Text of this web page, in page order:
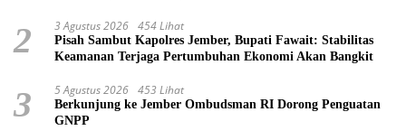
2 3 Agustus 2026 454 Lihat
Pisah Sambut Kapolres Jember, Bupati Fawait: Stabilitas
Keamanan Terjaga Pertumbuhan Ekonomi Akan Bangkit
3 5 Agustus 2026 453 Lihat
Berkunjung ke Jember Ombudsman RI Dorong Penguatan
GNPP